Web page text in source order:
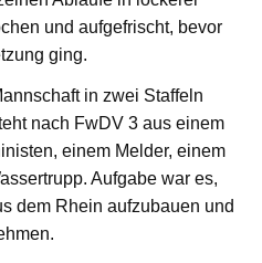
und aufgefrischt, bevor
ging.
in zwei Staffeln
nach FwDV 3 aus einem
einem Melder, einem
Aufgabe war es,
dem Rhein aufzubauen und